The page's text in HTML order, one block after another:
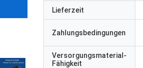
Lieferzeit
Zahlungsbedingungen
Versorgungsmaterial-
Fähigkeit